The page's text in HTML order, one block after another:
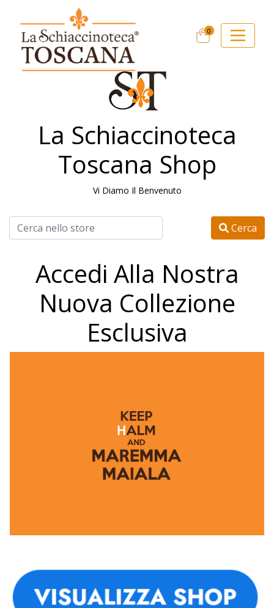
0
La Schiaccinoteca
Toscana Shop
Vi Diamo Il Benvenuto
Cerca
Accedi Alla Nostra
Nuova Collezione
Esclusiva